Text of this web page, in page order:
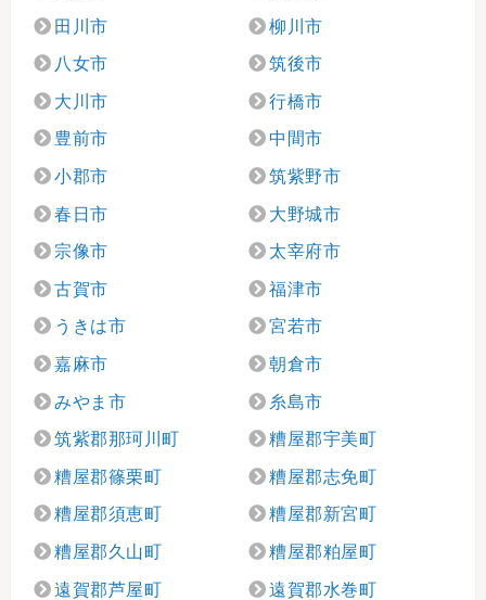
田川市 柳川市
八女市 筑後市
大川市 行橋市
豊前市 中間市
小郡市 筑紫野市
春日市 大野城市
宗像市 太宰府市
古賀市 福津市
うきは市 宮若市
嘉麻市 朝倉市
みやま市 糸島市
筑紫郡那珂川町 糟屋郡宇美町
糟屋郡篠栗町 糟屋郡志免町
糟屋郡須恵町 糟屋郡新宮町
糟屋郡久山町 糟屋郡粕屋町
遠賀郡芦屋町 遠賀郡水巻町